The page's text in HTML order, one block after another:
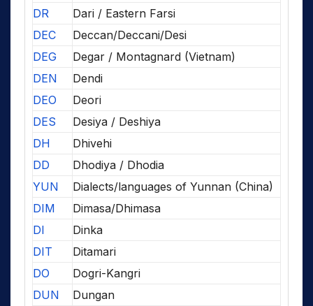
DR
Dari / Eastern Farsi
DEC
Deccan/Deccani/Desi
DEG
Degar / Montagnard (Vietnam)
DEN
Dendi
DEO
Deori
DES
Desiya / Deshiya
DH
Dhivehi
DD
Dhodiya / Dhodia
YUN
Dialects/languages of Yunnan (China)
DIM
Dimasa/Dhimasa
DI
Dinka
DIT
Ditamari
DO
Dogri-Kangri
DUN
Dungan